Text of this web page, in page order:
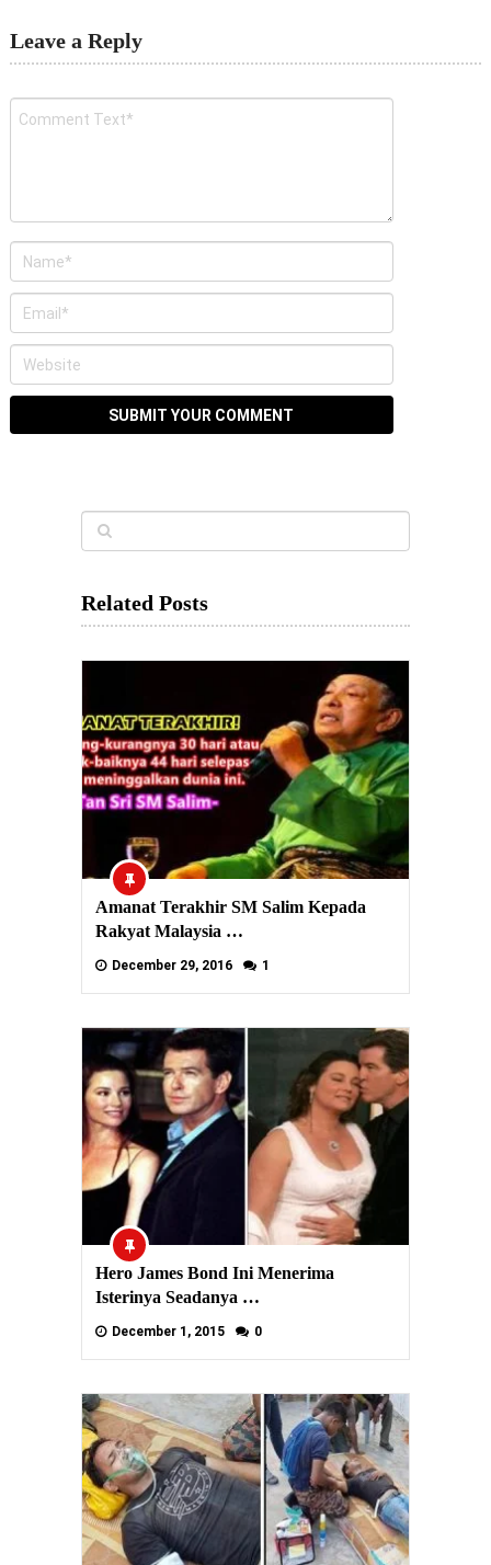
Leave a Reply
Related Posts
Amanat Terakhir SM Salim Kepada
Rakyat Malaysia …
December 29, 2016 1
Hero James Bond Ini Menerima
Isterinya Seadanya …
December 1, 2015 0